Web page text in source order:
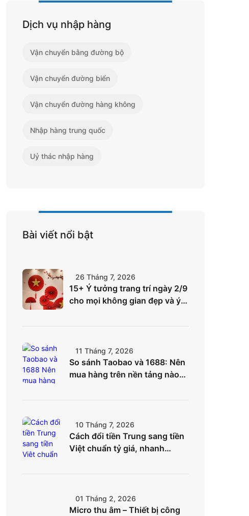
Dịch vụ nhập hàng
Vận chuyển bằng đường bộ
Vận chuyển đường biển
Vận chuyển đường hàng không
Nhập hàng trung quốc
Uỷ thác nhập hàng
Bài viết nổi bật
26 Tháng 7, 2026
15+ Ý tưởng trang trí ngày 2/9
cho mọi không gian đẹp và ý
11 Tháng 7, 2026
So sánh Taobao và 1688: Nên
mua hàng trên nền tảng nào
10 Tháng 7, 2026
Cách đổi tiền Trung sang tiền
Việt chuẩn tỷ giá, nhanh
01 Tháng 2, 2026
Micro thu âm – Thiết bị công